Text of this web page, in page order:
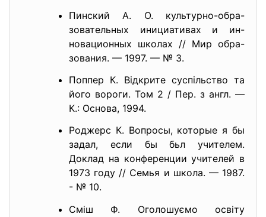
Пинский А. О. культурно-обра-
зовательных инициативах и ин-
новационных школах // Мир обра-
зования. — 1997. — № 3.
Поппер К. Відкрите суспільство та
його вороги. Том 2 / Пер. з англ. —
К.: Основа, 1994.
Роджерс К. Вопросы, которые я бы
задал, если бы бьл учителем.
Доклад на конференции учителей в
1973 году // Семья и школа. — 1987.
- № 10.
Сміш Ф. Оголошуємо освіту